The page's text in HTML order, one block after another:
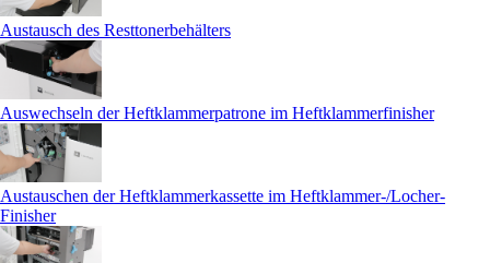
Austausch des Resttonerbehälters
Auswechseln der Heftklammerpatrone im Heftklammerfinisher
Austauschen der Heftklammerkassette im Heftklammer-/Locher-
Finisher